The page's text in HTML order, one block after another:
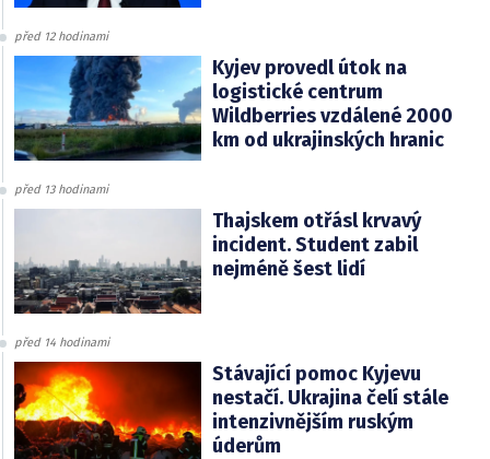
před 12 hodinami
Kyjev provedl útok na
logistické centrum
Wildberries vzdálené 2000
km od ukrajinských hranic
před 13 hodinami
Thajskem otřásl krvavý
incident. Student zabil
nejméně šest lidí
před 14 hodinami
Stávající pomoc Kyjevu
nestačí. Ukrajina čelí stále
intenzivnějším ruským
úderům